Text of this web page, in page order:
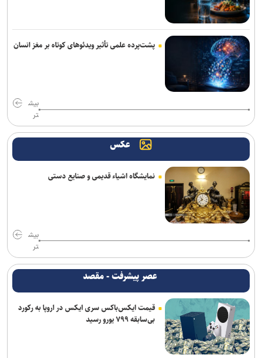
پشت‌پرده علمی تأثیر ویدئو‌های کوتاه بر مغز انسان
بیش
تر
عکس
نمایشگاه اشیاء قدیمی و صنایع دستی
بیش
تر
عصر پیشرفت - مقصد
قیمت ایکس‌باکس سری ایکس در اروپا به رکورد
بی‌سابقه ۷۹۹ یورو رسید